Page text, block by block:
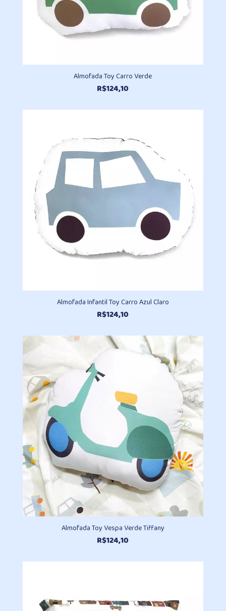
Almofada Toy Carro Verde
R$124,10
Almofada Infantil Toy Carro Azul Claro
R$124,10
Almofada Toy Vespa Verde Tiffany
R$124,10